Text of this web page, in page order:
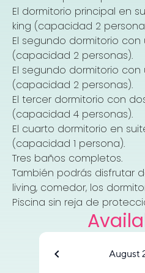
El dormitorio principal en
king (capacidad 2
El segundo dormitorio
(capacidad 2 personas).
El segundo dormitorio
(capacidad 2 personas).
El tercer dormitorio con
(capacidad 4 personas).
El cuarto dormitorio en
(capacidad 1 persona).
Tres baños completos.
También podrás disfrutar
living, comedor, los
Piscina sin reja de